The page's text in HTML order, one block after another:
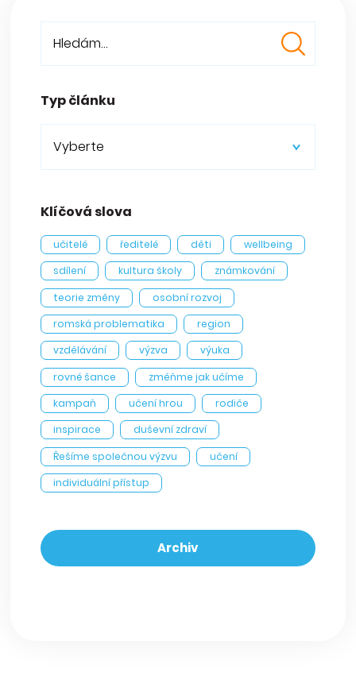
Typ článku
Vyberte
Klíčová slova
učitelé ředitelé děti
wellbeing
sdílení
kultura školy
známkování
teorie změny
osobní rozvoj
romská problematika
region
vzdělávání
výzva
výuka
rovné šance
změňme jak učíme
kampaň
učení hrou
rodiče
inspirace
duševní zdraví
Řešíme společnou výzvu
učení
individuální přístup
Archiv